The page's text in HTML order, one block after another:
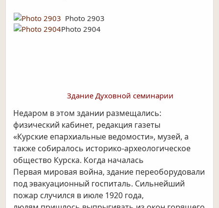
Photo 2903
Photo 2904
Здание Духовной семинарии
Недаром в этом здании размещались:
физический кабинет, редакция газеты
«Курские епархиальные ведомости», музей, а
также собиралось историко-археологическое
общество Курска. Когда началась
Первая мировая война, здание переоборудовали
под эвакуационный госпиталь. Сильнейший
пожар случился в июле 1920 года,